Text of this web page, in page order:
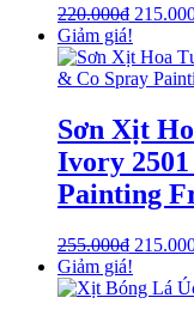
220.000₫
Giảm giá!
Sơn Xịt
Ivory
Painting
255.000₫
Giảm giá!